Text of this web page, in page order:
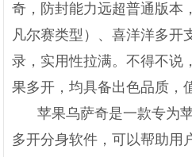
奇，防封能力远超普通版本
凡尔赛类型）、喜洋洋多开
录，实用性拉满。不得不说
果多开，均具备出色品质，
苹果乌萨奇是一款专为
多开分身软件，可以帮助用